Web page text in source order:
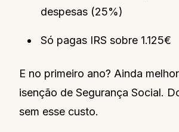
despesas (25%)
Só pagas IRS sobre 1.125€
E no primeiro ano? Ainda
isenção de Segurança Social.
sem esse custo.